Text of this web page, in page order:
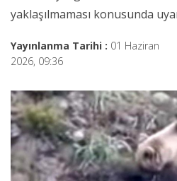
yaklaşılmaması konusunda
Yayınlanma Tarihi : 01 Haziran
2026, 09:36